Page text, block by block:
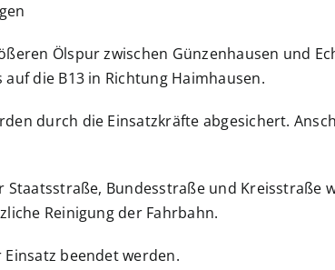
Ölspur zwischen Günzenhausen und
die B13 in Richtung Haimhausen.
durch die Einsatzkräfte abgesichert.
Bundesstraße und
Reinigung der Fahrbahn.
beendet werden.